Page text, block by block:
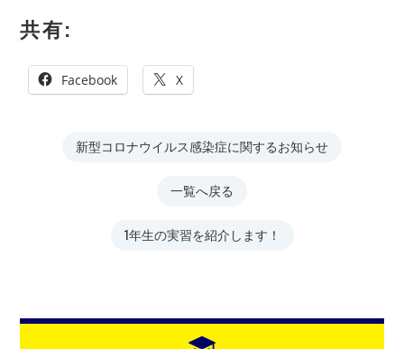
共有:
Facebook X
新型コロナウイルス感染症に関するお知らせ
一覧へ戻る
1年生の実習を紹介します！